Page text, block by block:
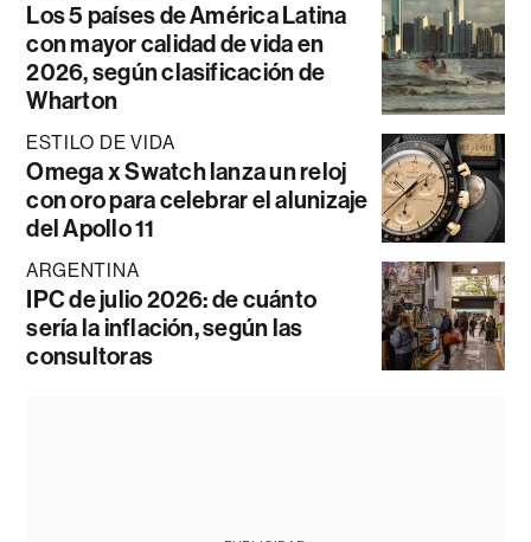
Los 5 países de América Latina
con mayor calidad de vida en
2026, según clasificación de
Wharton
ESTILO DE VIDA
Omega x Swatch lanza un reloj
con oro para celebrar el alunizaje
del Apollo 11
ARGENTINA
IPC de julio 2026: de cuánto
sería la inflación, según las
consultoras